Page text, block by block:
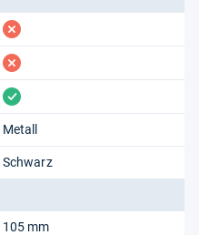
fehlt
fehlt
vorhanden
Metall
Schwarz
105 mm